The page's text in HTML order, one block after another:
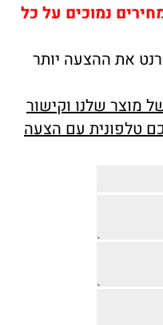
נמוכים על כל
את ההצעה יותר
מוצר שלנו וקישור
טלפונית עם הצעה